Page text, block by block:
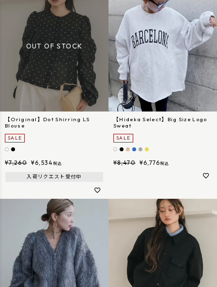
【Original】Dot Shirring LS
Blouse
SALE
¥7,260 ¥6,534 税込
入荷リクエスト受付中
【Hideka Select】Big Size Logo
Sweat
SALE
¥8,470 ¥6,776 税込